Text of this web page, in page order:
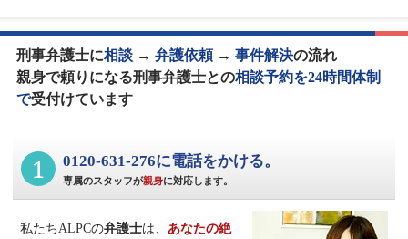
刑事弁護士に相談→ 弁護依頼→ 事件解決の流れ
親身で頼りになる刑事弁護士との相談予約を24時間体制
で受付けています
1 0120-631-276に電話をかける。
専属のスタッフが親身に対応します。
私たちALPCの弁護士は、 あなたの絶